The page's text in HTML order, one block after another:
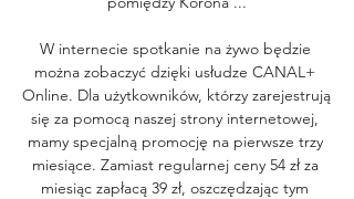
W internecie spotkanie na żywo będzie
można zobaczyć dzięki usłudze CANAL+
Online. Dla użytkowników, którzy zarejestrują
się za pomocą naszej strony internetowej,
mamy specjalną promocję na pierwsze trzy
miesiące. Zamiast regularnej ceny 54 zł za
miesiąc zapłacą 39 zł, oszczędzając tym